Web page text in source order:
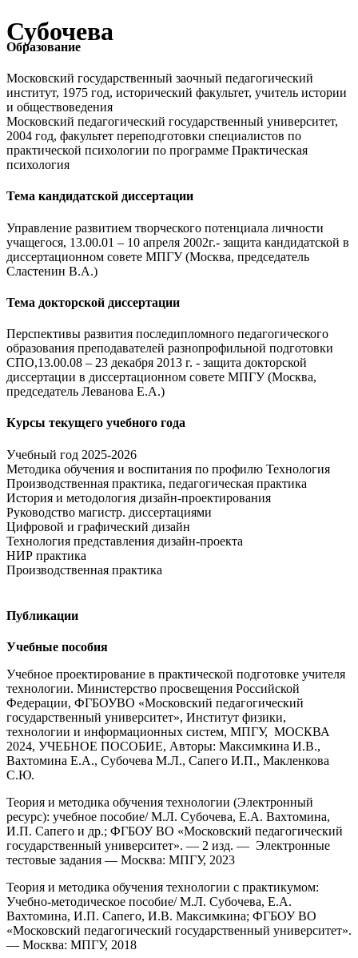
Субочева
Образование
Московский государственный заочный педагогический
институт, 1975 год, исторический факультет, учитель истории
и обществоведения
Московский педагогический государственный университет,
2004 год, факультет переподготовки специалистов по
практической психологии по программе Практическая
психология
Тема кандидатской диссертации
Управление развитием творческого потенциала личности
учащегося, 13.00.01 – 10 апреля 2002г.- защита кандидатской в
диссертационном совете МПГУ (Москва, председатель
Сластенин В.А.)
Тема докторской диссертации
Перспективы развития последипломного педагогического
образования преподавателей разнопрофильной подготовки
СПО,13.00.08 – 23 декабря 2013 г. - защита докторской
диссертации в диссертационном совете МПГУ (Москва,
председатель Леванова Е.А.)
Курсы текущего учебного года
Учебный год 2025-2026
Методика обучения и воспитания по профилю Технология
Производственная практика, педагогическая практика
История и методология дизайн-проектирования
Руководство магистр. диссертациями
Цифровой и графический дизайн
Технология представления дизайн-проекта
НИР практика
Производственная практика
Публикации
Учебные пособия
Учебное проектирование в практической подготовке учителя
технологии. Министерство просвещения Российской
Федерации, ФГБОУВО «Московский педагогический
государственный университет», Институт физики,
технологии и информационных систем, МПГУ, МОСКВА
2024, УЧЕБНОЕ ПОСОБИЕ, Авторы: Максимкина И.В.,
Вахтомина Е.А., Субочева М.Л., Сапего И.П., Макленкова
С.Ю.
Теория и методика обучения технологии (Электронный
ресурс): учебное пособие/ М.Л. Субочева, Е.А. Вахтомина,
И.П. Сапего и др.; ФГБОУ ВО «Московский педагогический
государственный университет». — 2 изд. — Электронные
тестовые задания — Москва: МПГУ, 2023
Теория и методика обучения технологии с практикумом:
Учебно-методическое пособие/ М.Л. Субочева, Е.А.
Вахтомина, И.П. Сапего, И.В. Максимкина; ФГБОУ ВО
«Московский педагогический государственный университет».
— Москва: МПГУ, 2018